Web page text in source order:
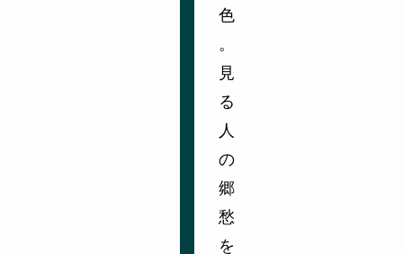
色
。
見
る
人
の
郷
愁
を